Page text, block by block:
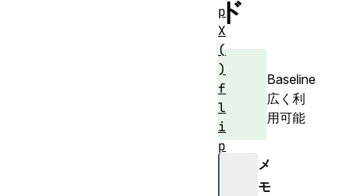
ド
Baseline
広く利
用可能
メ
モ
p
X
(
)
f
l
i
p